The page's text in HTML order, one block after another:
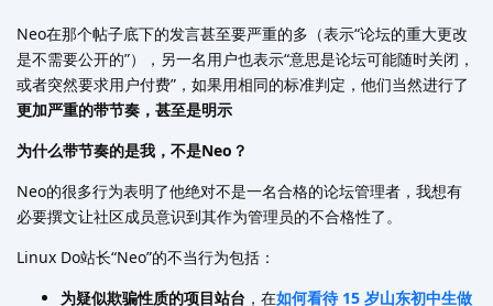
Neo在那个帖子底下的发言甚至要严重的多（表示“论坛的重大更改
是不需要公开的”），另一名用户也表示“意思是论坛可能随时关闭，
或者突然要求用户付费”，如果用相同的标准判定，他们当然进行了
更加严重的带节奏，甚至是明示
为什么带节奏的是我，不是Neo？
Neo的很多行为表明了他绝对不是一名合格的论坛管理者，我想有
必要撰文让社区成员意识到其作为管理员的不合格性了。
Linux Do站长“Neo”的不当行为包括：
为疑似欺骗性质的项目站台 ，在如何看待 15 岁山东初中生做